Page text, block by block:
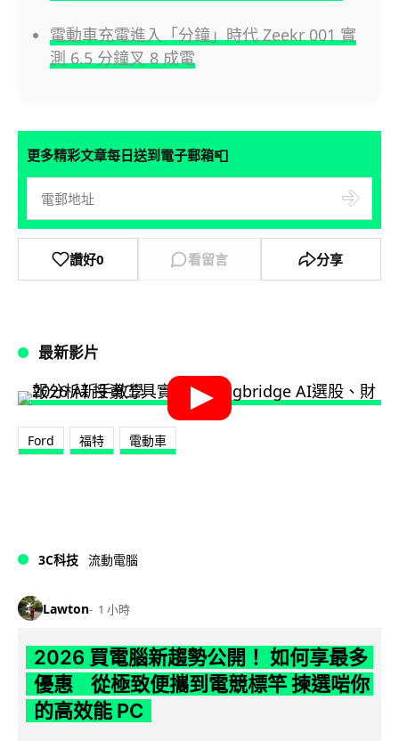
電動車充電進入「分鐘」時代 Zeekr 001 實
測 6.5 分鐘叉 8 成電
更多精彩文章每日送到電子郵箱📮
讚好0 看留言 分享
最新影片
Ford 福特 電動車
3C科技 流動電腦
Lawton 1 小時
2026 買電腦新趨勢公開！ 如何享最多
優惠 從極致便攜到電競標竿 揀選啱你
的高效能 PC